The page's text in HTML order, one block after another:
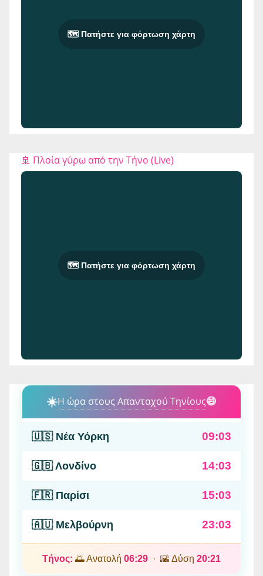
🗺️ Πατήστε για φόρτωση χάρτη
🚢 Πλοία γύρω από την Τήνο (Live)
🗺️ Πατήστε για φόρτωση χάρτη
☀️Η ώρα στους Απανταχού Τηνίους😄
🇺🇸 Νέα Υόρκη 09:03
🇬🇧 Λονδίνο 14:03
🇫🇷 Παρίσι 15:03
🇦🇺 Μελβούρνη 23:03
Τήνος: 🌅 Ανατολή 06:29 · 🌇 Δύση 20:21